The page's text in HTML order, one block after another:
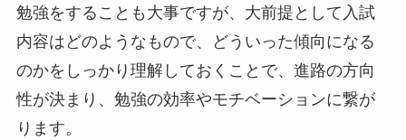
勉強をすることも大事ですが、大前提として入試
内容はどのようなもので、どういった傾向になる
のかをしっかり理解しておくことで、進路の方向
性が決まり、勉強の効率やモチベーションに繋が
ります。